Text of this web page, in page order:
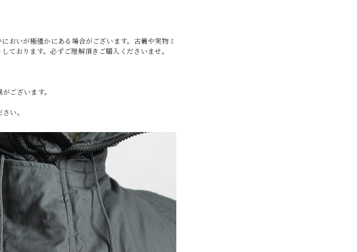
おいが極僅かにある場合がございます。古着や実物ミ
ております。必ずご理解頂きご購入くださいませ。
ございます。
い。